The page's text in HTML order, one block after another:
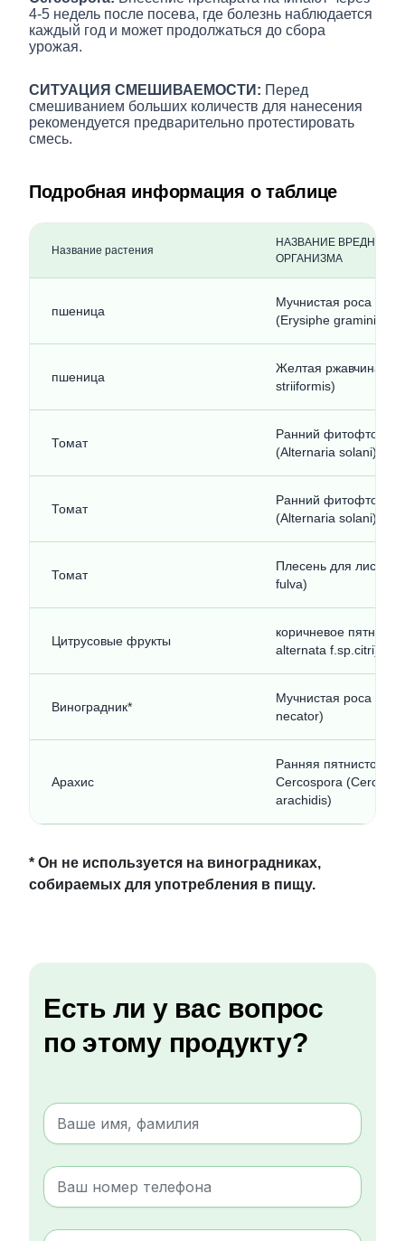
4-5 недель после посева, где болезнь наблюдается
каждый год и может продолжаться до сбора
урожая.
СИТУАЦИЯ СМЕШИВАЕМОСТИ: Перед
смешиванием больших количеств для нанесения
рекомендуется предварительно протестировать
смесь.
Подробная информация о таблице
Название растения
НАЗВАНИЕ ВРЕДНОГО
ОРГАНИЗМА
пшеница
Мучнистая роса
(Erysiphe graminis)
пшеница
Желтая ржавчина
striiformis)
Томат
Ранний фитофтороз
(Alternaria solani)
Томат
Ранний фитофтороз
(Alternaria solani)
Томат
Плесень для
fulva)
Цитрусовые фрукты
коричневое пятно
alternata f.sp.citri)
Виноградник*
Мучнистая роса
necator)
Арахис
Ранняя пятнистость
Cercospora
arachidis)
* Он не используется на виноградниках,
собираемых для употребления в пищу.
Есть ли у вас вопрос
по этому продукту?